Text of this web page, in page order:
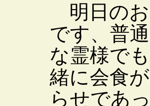
明日のお
です、普
な霊様で
緒に会食
らせであ